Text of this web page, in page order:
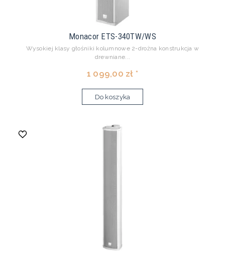
Monacor ETS-340TW/WS
Wysokiej klasy głośniki kolumnowe 2-drożna konstrukcja w
drewniane...
1 099,00 zł *
Do koszyka